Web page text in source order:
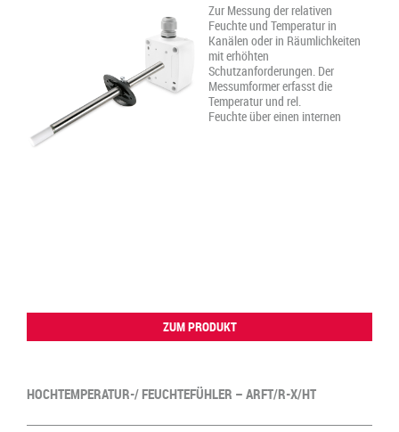
Zur Messung der relativen
Feuchte und Temperatur in
Kanälen oder in Räumlichkeiten
mit erhöhten
Schutzanforderungen. Der
Messumformer erfasst die
Temperatur und rel.
Feuchte über einen internen
ZUM PRODUKT
HOCHTEMPERATUR-/ FEUCHTEFÜHLER – ARFT/R-X/HT